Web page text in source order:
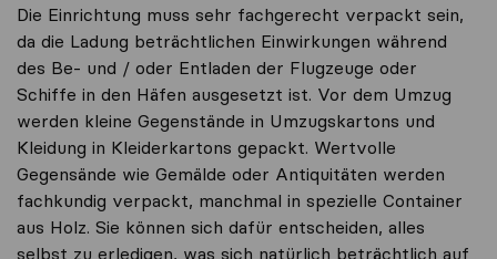
Die Einrichtung muss sehr fachgerecht verpackt sein,
da die Ladung beträchtlichen Einwirkungen während
des Be- und / oder Entladen der Flugzeuge oder
Schiffe in den Häfen ausgesetzt ist. Vor dem Umzug
werden kleine Gegenstände in Umzugskartons und
Kleidung in Kleiderkartons gepackt. Wertvolle
Gegensände wie Gemälde oder Antiquitäten werden
fachkundig verpackt, manchmal in spezielle Container
aus Holz. Sie können sich dafür entscheiden, alles
selbst zu erledigen, was sich natürlich beträchtlich auf